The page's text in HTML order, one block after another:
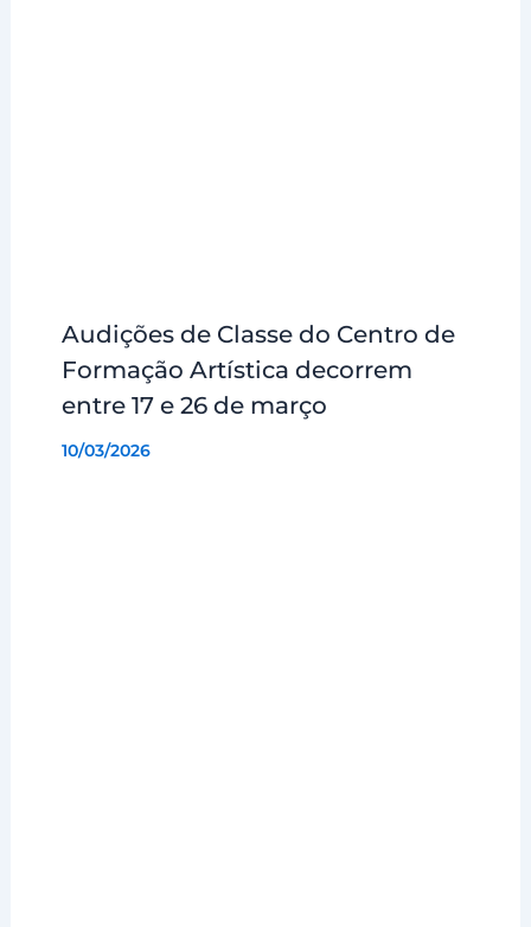
Audições de Classe do Centro de
Formação Artística decorrem
entre 17 e 26 de março
10/03/2026